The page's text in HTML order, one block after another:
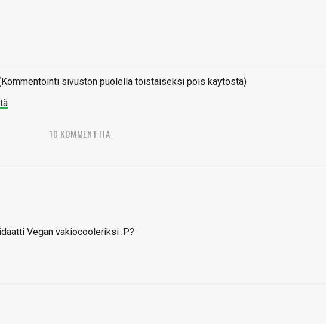
sivuston puolella toistaiseksi pois käytöstä)
10 KOMMENTTIA
Vegan vakiocooleriksi :P?